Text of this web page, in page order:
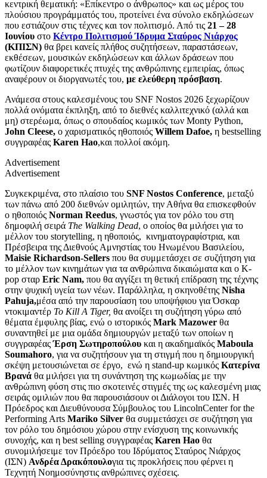
κεντρική θεματική: «Επίκεντρο ο άνθρωπος» και ως μέρος του
πλούσιου προγράμματός του, προτείνει ένα σύνολο εκδηλώσεων
που εστιάζουν στις τέχνες και τον πολιτισμό. Από τις 21 – 28
Ιουνίου στο Κέντρο Πολιτισμού Ίδρυμα Σταύρος Νιάρχος
(ΚΠΙΣΝ) θα βρει κανείς πλήθος συζητήσεων, παραστάσεων,
εκθέσεων, μουσικών εκδηλώσεων και άλλων δράσεων που
φωτίζουν διαφορετικές πτυχές της ανθρώπινης εμπειρίας, όπως
αναφέρουν οι διοργανωτές του, με ελεύθερη πρόσβαση.
Ανάμεσα στους καλεσμένους του SNF Nostos 2026 ξεχωρίζουν
πολλά ονόματα έκπληξη, από το διεθνές καλλιτεχνικό (αλλά και
μη) στερέωμα, όπως ο σπουδαίος κωμικός των Monty Python,
John Cleese, o χαρισματικός ηθοποιός Willem Dafoe, η bestselling
συγγραφέας Karen Hao,και πολλοί ακόμη.
Advertisement
Advertisement
Συγκεκριμένα, στο πλαίσιο του SNF Nostos Conference, μεταξύ
των πάνω από 200 διεθνών ομιλητών, την Αθήνα θα επισκεφθούν
ο ηθοποιός Norman Reedus, γνωστός για τον ρόλο του στη
δημοφιλή σειρά The Walking Dead, ο οποίος θα μιλήσει για το
μέλλον του storytelling, η ηθοποιός, κινηματογραφίστρια, και
Πρέσβειρα της Διεθνούς Αμνηστίας του Ηνωμένου Βασιλείου,
Maisie Richardson-Sellers που θα συμμετάσχει σε συζήτηση για
το μέλλον των κινημάτων για τα ανθρώπινα δικαιώματα και ο K-
pop σταρ Eric Nam, που θα αγγίξει τη θετική επίδραση της τέχνης
στην ψυχική υγεία των νέων. Παράλληλα, η σκηνοθέτης Nisha
Pahuja,μέσα από την παρουσίαση του υποψήφιου για Όσκαρ
ντοκιμαντέρ To Kill A Tiger, θα ανοίξει τη συζήτηση γύρω από
θέματα έμφυλης βίας, ενώ ο ιστορικός Mark Mazower θα
συναντηθεί με μια ομάδα δημιουργών μεταξύ των οποίων η
συγγραφέαςΈρση Σωτηροπούλου και η ακαδημαϊκός Maboula
Soumahoro, για να συζητήσουν για τη στιγμή που η δημιουργική
σκέψη μετουσιώνεται σε έργο, ενώ η stand-up κωμικός Κατερίνα
Βρανά θα μιλήσει για τη συνάντηση της κωμωδίας με την
ανθρώπινη φύση στις πιο σκοτεινές στιγμές της ως καλεσμένη μιας
σειράς ομιλιών που θα παρουσιάσουν οι Διάλογοι του ΙΣΝ. Η
Πρόεδρος και Διευθύνουσα Σύμβουλος του LincolnCenter for the
Performing Arts Mariko Silver θα συμμετάσχει σε συζήτηση για
τον ρόλο του δημόσιου χώρου στην ενίσχυση της κοινωνικής
συνοχής, και η best selling συγγραφέας Karen Hao θα
συνομιλήσειμε τον Πρόεδρο του Ιδρύματος Σταύρος Νιάρχος
(ΙΣΝ) Ανδρέα Δρακόπουλoγια τις προκλήσεις που φέρνει η
Τεχνητή Νοημοσύνηστις ανθρώπινες σχέσεις.